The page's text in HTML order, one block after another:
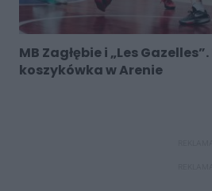
MB Zagłębie i „Les
koszykówka w Arenie